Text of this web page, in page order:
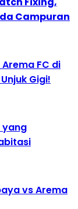
Campuran
FC di
Gigi!
yang
vs Arema